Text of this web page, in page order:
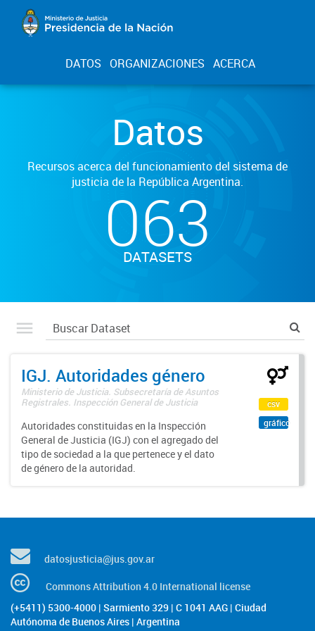
DATOS ORGANIZACIONES ACERCA
Datos
Recursos acerca del funcionamiento del sistema de
justicia de la República Argentina.
063
DATASETS
IGJ. Autoridades género
Ministerio de Justicia. Subsecretaría de Asuntos
Registrales. Inspección General de Justicia
Autoridades constituidas en la Inspección
General de Justicia (IGJ) con el agregado del
tipo de sociedad a la que pertenece y el dato
de género de la autoridad.
csv
gráfico
datosjusticia@jus.gov.ar
Commons Attribution 4.0 International license
(+5411) 5300-4000 | Sarmiento 329 | C 1041 AAG | Ciudad
Autónoma de Buenos Aires | Argentina